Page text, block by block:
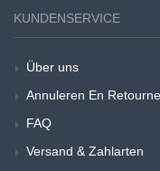
KUNDENSERVICE
Über uns
Annuleren En
FAQ
Versand & Zahlarten